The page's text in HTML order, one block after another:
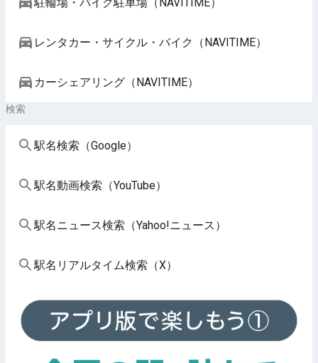
レンタカー・サイクル・バイク（NAVITIME）
カーシェアリング（NAVITIME）
検索
駅名検索（Google）
駅名動画検索（YouTube）
駅名ニュース検索（Yahoo!ニュース）
駅名リアルタイム検索（X）